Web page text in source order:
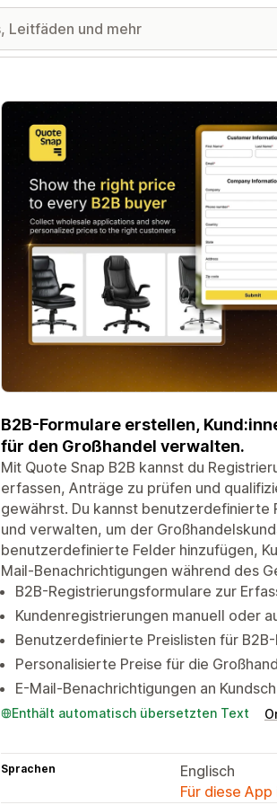
Vorgestellte Bildergalerie
B2B-Formulare erstellen,
für den Großhandel verwalten.
Mit Quote Snap B2B kannst du
erfassen, Anträge zu prüfen und
gewährst. Du kannst benutzerdefinierte
und verwalten, um der
benutzerdefinierte Felder hinzufügen,
Mail-Benachrichtigungen während des
B2B-Registrierungsformulare zur
Kundenregistrierungen manuell oder
Benutzerdefinierte Preislisten für
Personalisierte Preise für die
E-Mail-Benachrichtigungen an
Enthält automatisch übersetzten Text
Sprachen
Englisch
Für diese